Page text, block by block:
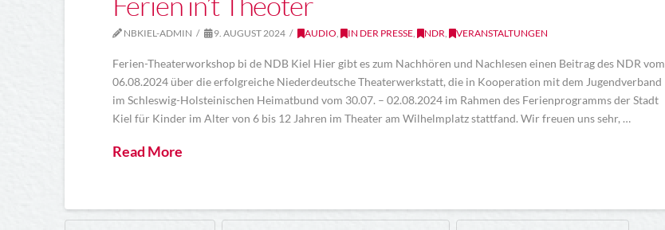
NBKIEL-ADMIN 9. AUGUST 2024 AUDIO , IN DER PRESSE , NDR , VERANSTALTUNGEN
Ferien-Theaterworkshop bi de NDB Kiel Hier gibt es zum Nachhören und Nachlesen einen Beitrag des NDR vom
06.08.2024 über die erfolgreiche Niederdeutsche Theaterwerkstatt, die in Kooperation mit dem Jugendverband
im Schleswig-Holsteinischen Heimatbund vom 30.07. – 02.08.2024 im Rahmen des Ferienprogramms der Stadt
Kiel für Kinder im Alter von 6 bis 12 Jahren im Theater am Wilhelmplatz stattfand. Wir freuen uns sehr, …
Read More